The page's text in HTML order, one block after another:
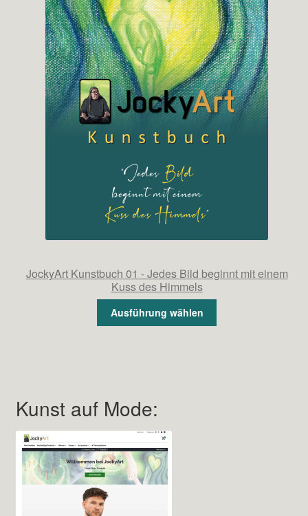
JockyArt Kunstbuch 01 - Jedes Bild beginnt mit einem
Kuss des Himmels
Ausführung wählen
Kunst auf Mode: